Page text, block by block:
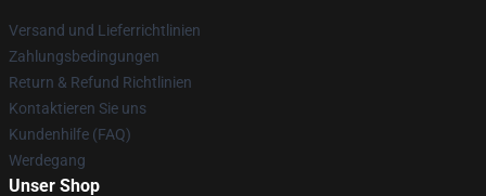
Versand und Lieferrichtlinien
Zahlungsbedingungen
Return & Refund Richtlinien
Kontaktieren Sie uns
Kundenhilfe (FAQ)
Werdegang
Unser Shop